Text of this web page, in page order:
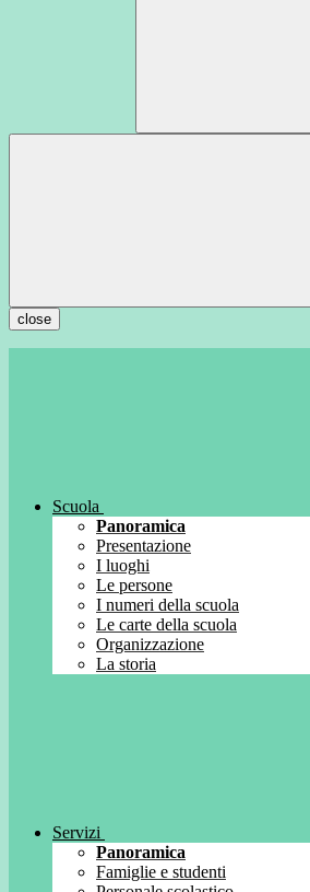
close
Scuola
Panoramica
Presentazione
I luoghi
Le persone
I numeri della scuola
Le carte della scuola
Organizzazione
La storia
Servizi
Panoramica
Famiglie e studenti